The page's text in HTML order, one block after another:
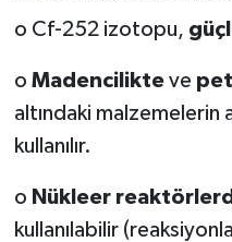
o Cf-252 izotopu,
o Madencilikteve
altındaki malzemelerin
kullanılır.
o Nükleer
kullanılabilir